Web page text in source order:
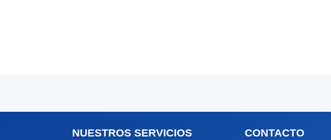
NUESTROS SERVICIOS CONTACTO